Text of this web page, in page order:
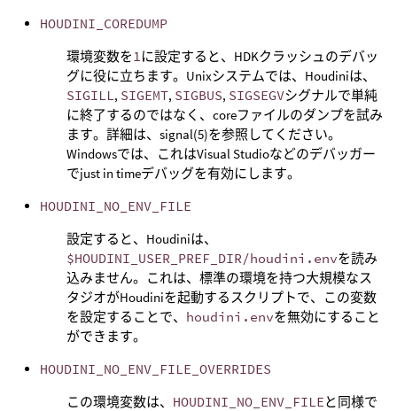
HOUDINI_COREDUMP
環境変数を 1 に設定すると、HDKクラッシュのデバッ
グに役に立ちます。Unixシステムでは、Houdiniは、
SIGILL , SIGEMT, SIGBUS, SIGSEGVシグナルで単純
に終了するのではなく、coreファイルのダンプを試み
ます。詳細は、signal(5)を参照してください。
Windowsでは、これはVisual Studioなどのデバッガー
でjust in timeデバッグを有効にします。
HOUDINI_NO_ENV_FILE
設定すると、Houdiniは、
$HOUDINI_USER_PREF_DIR/houdini.envを読み
込みません。これは、標準の環境を持つ大規模なス
タジオがHoudiniを起動するスクリプトで、この変数
を設定することで、 houdini.envを無効にすること
ができます。
HOUDINI_NO_ENV_FILE_OVERRIDES
この環境変数は、 HOUDINI_NO_ENV_FILEと同様で